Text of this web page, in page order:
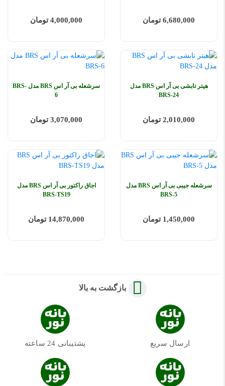
6,680,000 تومان 4,000,000 تومان
هیتر تابشی بی آر اس BRS مدل
BRS-24
2,010,000 تومان
سرشعله بی آر اس BRS مدل BRS-
6
3,070,000 تومان
سرشعله جیبی بی آر اس BRS مدل
BRS-5
1,450,000 تومان
اجاق راکتور بی آر اس BRS مدل
BRS-TS19
14,870,000 تومان
بازگشت به بالا
ارسال سریع پشتیبانی 24 ساعته